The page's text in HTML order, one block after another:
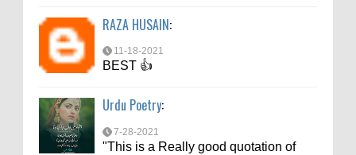
6-6-2021
bahut acche se bataya
RAZA HUSAIN:
11-18-2021
BEST 👍
Urdu Poetry:
7-28-2021
"This is a Really good quotation of